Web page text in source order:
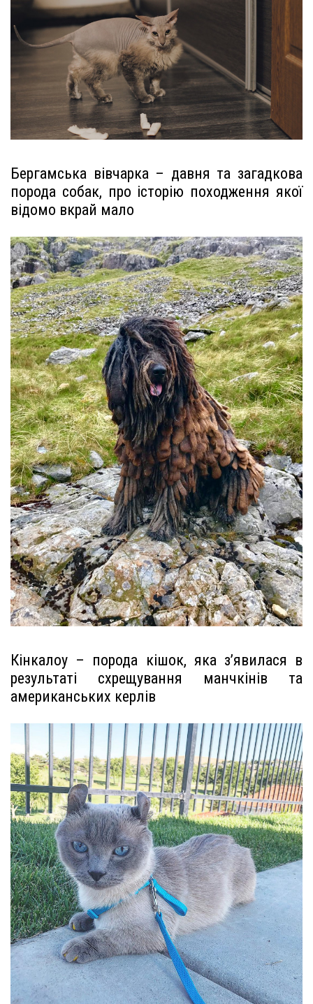
Бергамська вівчарка – давня та загадкова
порода собак, про історію походження якої
відомо вкрай мало
Кінкалоу – порода кішок, яка з’явилася в
результаті схрещування манчкінів та
американських керлів